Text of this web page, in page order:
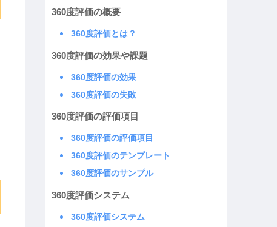
360度評価の概要
360度評価とは？
360度評価の効果や課題
360度評価の効果
360度評価の失敗
360度評価の評価項目
360度評価の評価項目
360度評価のテンプレート
360度評価のサンプル
360度評価システム
360度評価システム